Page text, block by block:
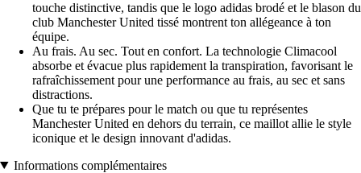
touche distinctive, tandis que le logo adidas brodé et le blason du
club Manchester United tissé montrent ton allégeance à ton
équipe.
Au frais. Au sec. Tout en confort. La technologie Climacool
absorbe et évacue plus rapidement la transpiration, favorisant le
rafraîchissement pour une performance au frais, au sec et sans
distractions.
Que tu te prépares pour le match ou que tu représentes
Manchester United en dehors du terrain, ce maillot allie le style
iconique et le design innovant d'adidas.
Informations complémentaires